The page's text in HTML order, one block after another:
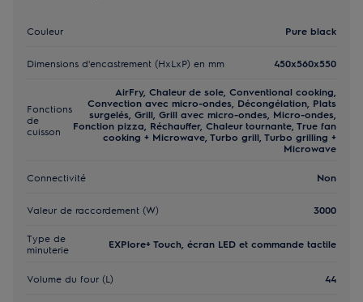
Couleur Pure black
Dimensions d'encastrement (HxLxP) en mm 450x560x550
Fonctions
de
cuisson
AirFry, Chaleur de sole, Conventional cooking,
Convection avec micro-ondes, Décongélation, Plats
surgelés, Grill, Grill avec micro-ondes, Micro-ondes,
Fonction pizza, Réchauffer, Chaleur tournante, True fan
cooking + Microwave, Turbo grill, Turbo grilling +
Microwave
Connectivité Non
Valeur de raccordement (W) 3000
Type de
minuterie
EXPlore+ Touch, écran LED et commande tactile
Volume du four (L) 44